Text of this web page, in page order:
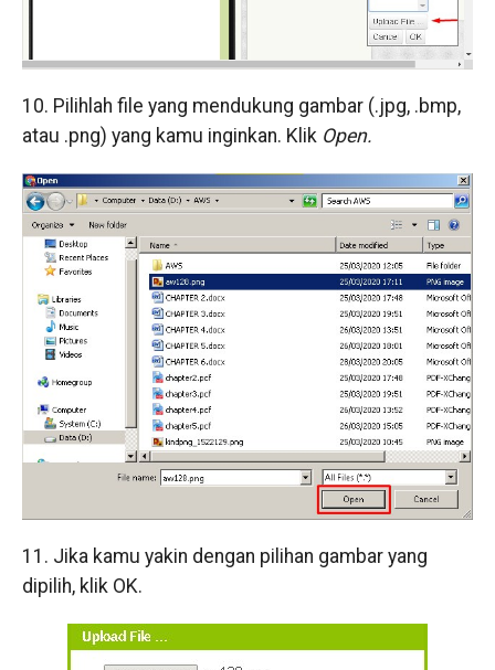
10. Pilihlah file yang mendukung gambar (.jpg, .bmp,
atau .png) yang kamu inginkan. Klik Open.
11. Jika kamu yakin dengan pilihan gambar yang
dipilih, klik OK.